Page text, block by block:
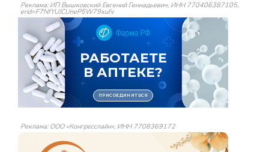
Реклама: ИП Вышковский Евгений Геннадьевич, ИНН 770406387105,
erid=F7NfYUJCUneP5W79xufv
Реклама: ООО «Конгресслайн», ИНН 7708369172